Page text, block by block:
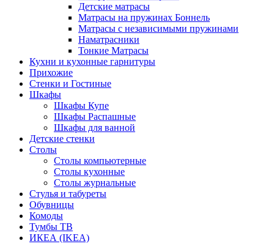
Детские матрасы
Матрасы на пружинах Боннель
Матрасы с независимыми пружинами
Наматрасники
Тонкие Матрасы
Кухни и кухонные гарнитуры
Прихожие
Стенки и Гостиные
Шкафы
Шкафы Купе
Шкафы Распашные
Шкафы для ванной
Детские стенки
Столы
Столы компьютерные
Столы кухонные
Столы журнальные
Стулья и табуреты
Обувницы
Комоды
Тумбы ТВ
ИКЕА (IKEA)